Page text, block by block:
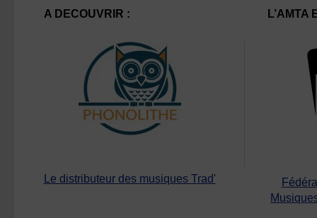
A DECOUVRIR :
Le distributeur des musiques Trad'
L’AMTA